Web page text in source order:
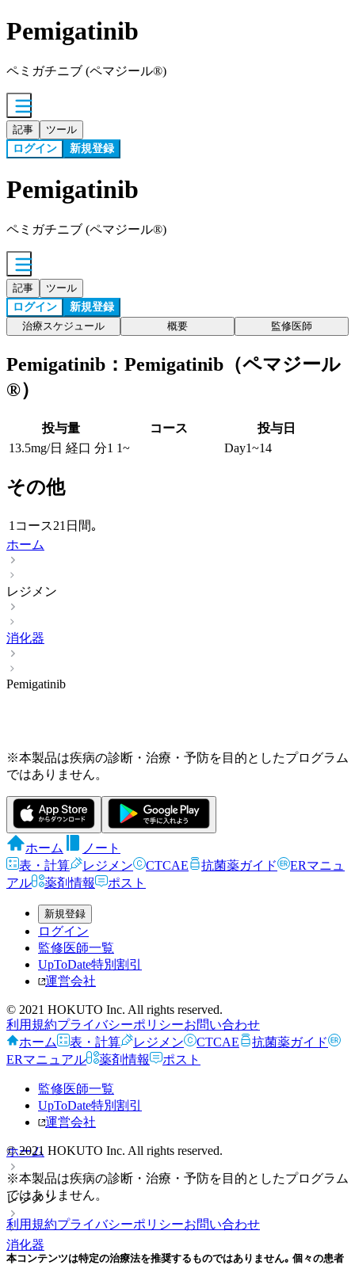
Pemigatinib
ペミガチニブ (ペマジール®)
記事 ツール
ログイン 新規登録
Pemigatinib
ペミガチニブ (ペマジール®)
記事 ツール
ログイン 新規登録
治療スケジュール 概要 監修医師
Pemigatinib：Pemigatinib（ペマジール
®）
投与量 コース
投与日
13.5mg/日 経口 分1 1~ Day1~14
その他
1コース21日間｡
ホーム
レジメン
消化器
Pemigatinib
※本製品は疾病の診断・治療・予防を目的としたプログラム
ではありません。
ホーム
ノート
表・計算
レジメン CTCAE 抗菌薬ガイド
ERマニュ
アル
薬剤情報 ポスト
新規登録
ログイン
監修医師一覧
UpToDate特別割引
運営会社
© 2021 HOKUTO Inc. All rights reserved.
利用規約プライバシーポリシーお問い合わせ
ホーム
表・計算 レジメン CTCAE
抗菌薬ガイド
ERマニュアル
薬剤情報 ポスト
監修医師一覧
UpToDate特別割引
運営会社
© 2021 HOKUTO Inc. All rights reserved.
※本製品は疾病の診断・治療・予防を目的としたプログラム
ではありません。
利用規約プライバシーポリシーお問い合わせ
本コンテンツは特定の治療法を推奨するものではありません｡ 個々の患者
ホーム
レジメン
消化器